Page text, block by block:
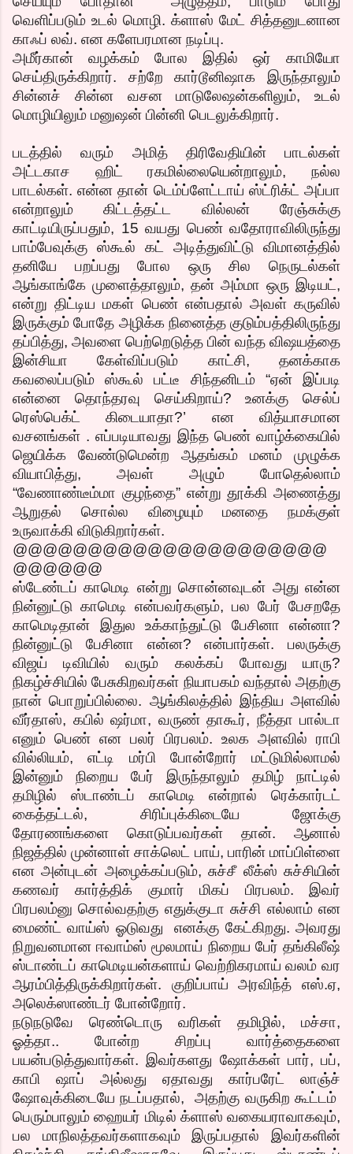
வெளிப்படும் உடல் மொழி. க்ளாஸ் மேட் சித்தனுடனான
காஃப் லவ். என களேபரமான நடிப்பு.
அமீர்கான் வழக்கம் போல இதில் ஒர் காமியோ
செய்திருக்கிறார். சற்றே கார்டூனிஷாக இருந்தாலும்
சின்னச் சின்ன வசன மாடுலேஷன்களிலும், உடல்
மொழியிலும் மனுஷன் பின்னி பெடலுக்கிறார்.
படத்தில் வரும் அமித் திரிவேதியின் பாடல்கள்
அட்டகாச ஹிட் ரகமில்லையென்றாலும், நல்ல
பாடல்கள். என்ன தான் டெம்ப்ளேட்டாய் ஸ்ட்ரிக்ட் அப்பா
என்றாலும் கிட்டத்தட்ட வில்லன் ரேஞ்சுக்கு
காட்டியிருப்பதும், 15 வயது பெண் வதோராவிலிருந்து
பாம்பேவுக்கு ஸ்கூல் கட் அடித்துவிட்டு விமானத்தில்
தனியே பறப்பது போல ஒரு சில நெருடல்கள்
ஆங்காங்கே முளைத்தாலும், தன் அம்மா ஒரு இடியட்,
என்று திட்டிய மகள் பெண் என்பதால் அவள் கருவில்
இருக்கும் போதே அழிக்க நினைத்த குடும்பத்திலிருந்து
தப்பித்து, அவளை பெற்றெடுத்த பின் வந்த விஷயத்தை
இன்சியா கேள்விப்படும் காட்சி, தனக்காக
கவலைப்படும் ஸ்கூல் பட்டீ சிந்தனிடம் “ஏன் இப்படி
என்னை தொந்தரவு செய்கிறாய்? உனக்கு செல்ப்
ரெஸ்பெக்ட் கிடையாதா?’ என வித்யாசமான
வசனங்கள் . எப்படியாவது இந்த பெண் வாழ்க்கையில்
ஜெயிக்க வேண்டுமென்ற ஆதங்கம் மனம் முழுக்க
வியாபித்து, அவள் அழும் போதெல்லாம்
“வேணாண்டீம்மா குழந்தை” என்று தூக்கி அணைத்து
ஆறுதல் சொல்ல விழையும் மனதை நமக்குள்
உருவாக்கி விடுகிறார்கள்.
@@@@@@@@@@@@@@@@@@@@@
@@@@@@
ஸ்டேண்டப் காமெடி என்று சொன்னவுடன் அது என்ன
நின்னுட்டு காமெடி என்பவர்களும், பல பேர் பேசறதே
காமெடிதான் இதுல உக்காந்துட்டு பேசினா என்னா?
நின்னுட்டு பேசினா என்ன? என்பார்கள். பலருக்கு
விஜய் டிவியில் வரும் கலக்கப் போவது யாரு?
நிகழ்ச்சியில் பேசுகிறவர்கள் நியாபகம் வந்தால் அதற்கு
நான் பொறுப்பில்லை. ஆங்கிலத்தில் இந்திய அளவில்
வீர்தாஸ், கபில் ஷர்மா, வருண் தாகூர், நீத்தா பால்டா
எனும் பெண் என பலர் பிரபலம். உலக அளவில் ராபி
வில்லியம், எட்டி மர்பி போன்றோர் மட்டுமில்லாமல்
இன்னும் நிறைய பேர் இருந்தாலும் தமிழ் நாட்டில்
தமிழில் ஸ்டாண்டப் காமெடி என்றால் ரெக்கார்டட்
கைத்தட்டல், சிரிப்புக்கிடையே ஜோக்கு
தோரணங்களை கொடுப்பவர்கள் தான். ஆனால்
நிஜத்தில் முன்னாள் சாக்லெட் பாய், பாரின் மாப்பிள்ளை
என அன்புடன் அழைக்கப்படும், சுச்சீ லீக்ஸ் சுச்சியின்
கணவர் கார்த்திக் குமார் மிகப் பிரபலம். இவர்
பிரபலம்னு சொல்வதற்கு எதுக்குடா சுச்சி எல்லாம் என
மைண்ட் வாய்ஸ் ஓடுவது எனக்கு கேட்கிறது. அவரது
நிறுவனமான ஈவாம்ஸ் மூலமாய் நிறைய பேர் தங்கிலீஷ்
ஸ்டாண்டப் காமெடியன்களாய் வெற்றிகரமாய் வலம் வர
ஆரம்பித்திருக்கிறார்கள். குறிப்பாய் அரவிந்த் எஸ்.ஏ,
அலெக்ஸாண்டர் போன்றோர்.
நடுநடுவே ரெண்டொரு வரிகள் தமிழில், மச்சா,
ஓத்தா.. போன்ற சிறப்பு வார்த்தைகளை
பயன்படுத்துவார்கள். இவர்களது ஷோக்கள் பார், பப்,
காபி ஷாப் அல்லது ஏதாவது கார்பரேட் லாஞ்ச்
ஷோவுக்கிடையே நடப்பதால், அதற்கு வருகிற கூட்டம்
பெரும்பாலும் ஹையர் மிடில் க்ளாஸ் வகையராவாகவும்,
பல மாநிலத்தவர்களாகவும் இருப்பதால் இவர்களின்